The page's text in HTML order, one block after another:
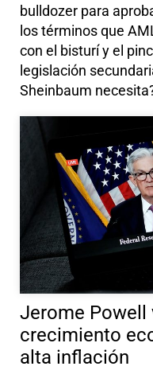
bulldozer para
los términos que
con el bisturí y el
legislación
Sheinbaum
Jerome Powell
crecimiento
alta inflación